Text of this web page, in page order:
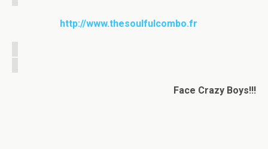
http://www.thesoulfulcombo.fr
Face Crazy Boys!!!